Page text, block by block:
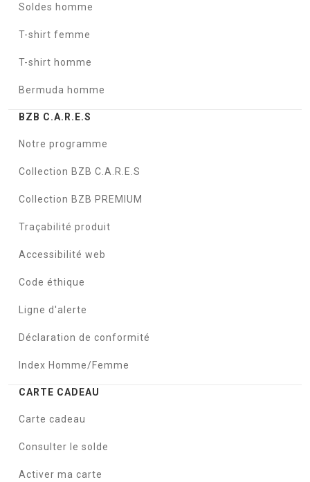
Soldes homme
T-shirt femme
T-shirt homme
Bermuda homme
BZB C.A.R.E.S
Notre programme
Collection BZB C.A.R.E.S
Collection BZB PREMIUM
Traçabilité produit
Accessibilité web
Code éthique
Ligne d'alerte
Déclaration de conformité
Index Homme/Femme
CARTE CADEAU
Carte cadeau
Consulter le solde
Activer ma carte